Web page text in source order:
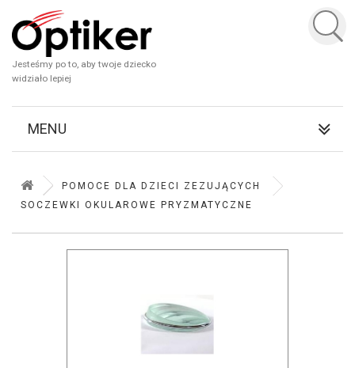
Jesteśmy po to, aby twoje dziecko
widziało lepiej
MENU
POMOCE DLA DZIECI ZEZUJĄCYCH
SOCZEWKI OKULAROWE PRYZMATYCZNE